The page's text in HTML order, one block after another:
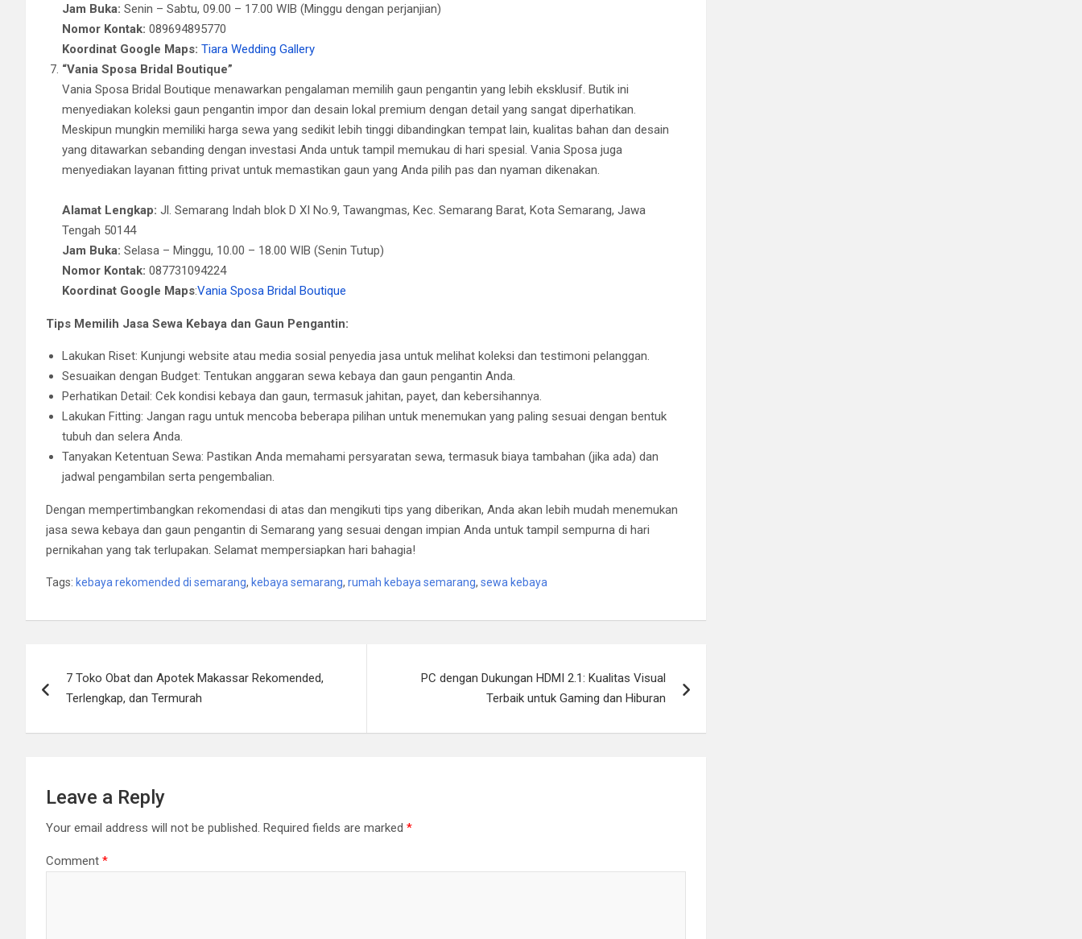
Jam Buka: Senin – Sabtu, 09.00 – 17.00 WIB (Minggu dengan perjanjian)
Nomor Kontak: 089694895770
Koordinat Google Maps: Tiara Wedding Gallery
“Vania Sposa Bridal Boutique”
Vania Sposa Bridal Boutique menawarkan pengalaman memilih gaun pengantin yang lebih eksklusif. Butik ini
menyediakan koleksi gaun pengantin impor dan desain lokal premium dengan detail yang sangat diperhatikan.
Meskipun mungkin memiliki harga sewa yang sedikit lebih tinggi dibandingkan tempat lain, kualitas bahan dan desain
yang ditawarkan sebanding dengan investasi Anda untuk tampil memukau di hari spesial. Vania Sposa juga
menyediakan layanan fitting privat untuk memastikan gaun yang Anda pilih pas dan nyaman dikenakan.
Alamat Lengkap: Jl. Semarang Indah blok D XI No.9, Tawangmas, Kec. Semarang Barat, Kota Semarang, Jawa
Tengah 50144
Jam Buka: Selasa – Minggu, 10.00 – 18.00 WIB (Senin Tutup)
Nomor Kontak: 087731094224
Koordinat Google Maps:Vania Sposa Bridal Boutique
Tips Memilih Jasa Sewa Kebaya dan Gaun Pengantin:
Lakukan Riset: Kunjungi website atau media sosial penyedia jasa untuk melihat koleksi dan testimoni pelanggan.
Sesuaikan dengan Budget: Tentukan anggaran sewa kebaya dan gaun pengantin Anda.
Perhatikan Detail: Cek kondisi kebaya dan gaun, termasuk jahitan, payet, dan kebersihannya.
Lakukan Fitting: Jangan ragu untuk mencoba beberapa pilihan untuk menemukan yang paling sesuai dengan bentuk
tubuh dan selera Anda.
Tanyakan Ketentuan Sewa: Pastikan Anda memahami persyaratan sewa, termasuk biaya tambahan (jika ada) dan
jadwal pengambilan serta pengembalian.
Dengan mempertimbangkan rekomendasi di atas dan mengikuti tips yang diberikan, Anda akan lebih mudah menemukan
jasa sewa kebaya dan gaun pengantin di Semarang yang sesuai dengan impian Anda untuk tampil sempurna di hari
pernikahan yang tak terlupakan. Selamat mempersiapkan hari bahagia!
Tags: kebaya rekomended di semarang, kebaya semarang, rumah kebaya semarang, sewa kebaya
navigation
7 Toko Obat dan Apotek Makassar Rekomended,
Terlengkap, dan Termurah
PC dengan Dukungan HDMI 2.1: Kualitas Visual
Terbaik untuk Gaming dan Hiburan
Leave a Reply
Your email address will not be published. Required fields are marked *
Comment *